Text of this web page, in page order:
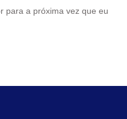
para a próxima vez que eu